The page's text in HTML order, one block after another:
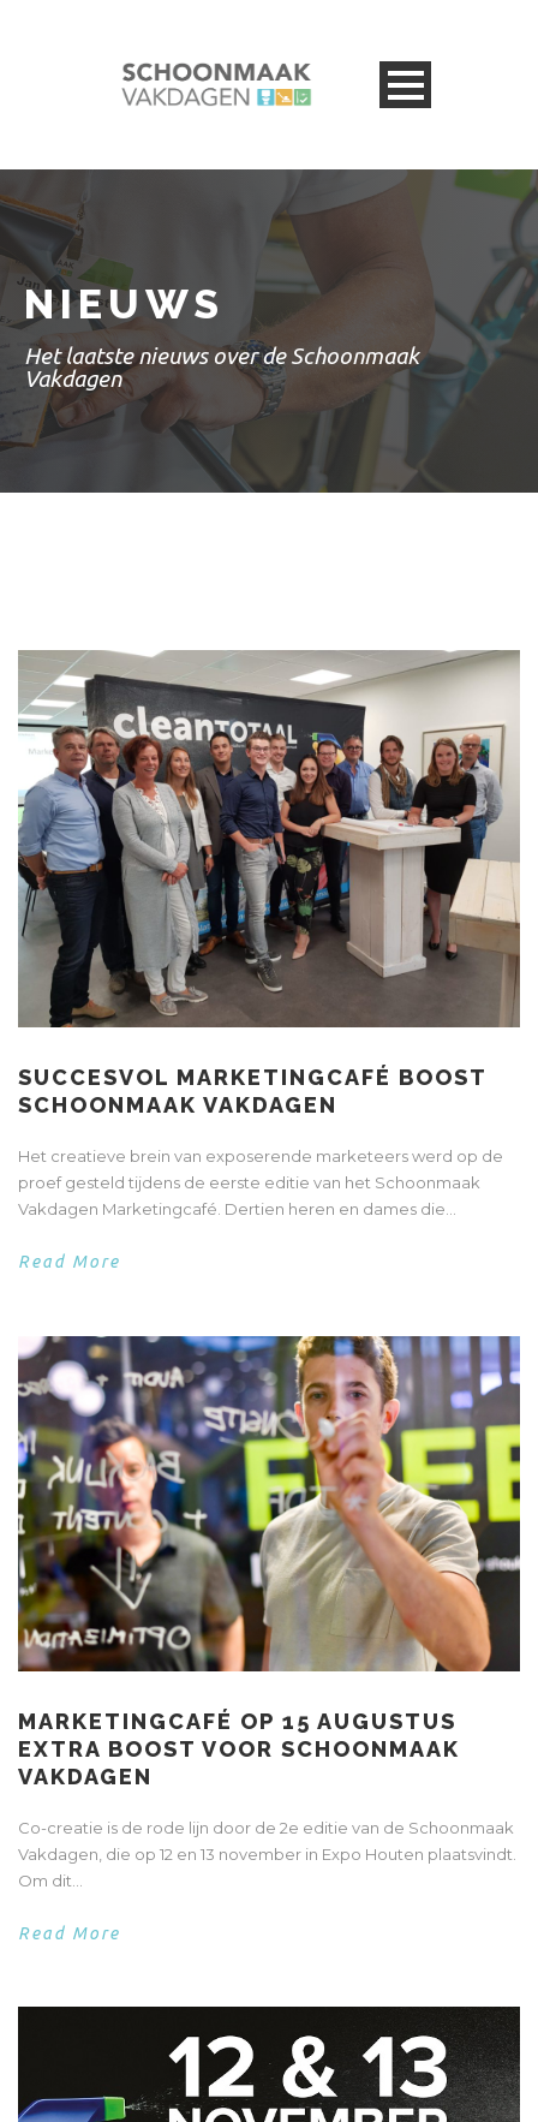
NIEUWS
Het laatste nieuws over de Schoonmaak
Vakdagen
SUCCESVOL MARKETINGCAFÉ BOOST
SCHOONMAAK VAKDAGEN
Het creatieve brein van exposerende marketeers werd op de
proef gesteld tijdens de eerste editie van het Schoonmaak
Vakdagen Marketingcafé. Dertien heren en dames die...
Read More
MARKETINGCAFÉ OP 15 AUGUSTUS
EXTRA BOOST VOOR SCHOONMAAK
VAKDAGEN
Co-creatie is de rode lijn door de 2e editie van de Schoonmaak
Vakdagen, die op 12 en 13 november in Expo Houten plaatsvindt.
Om dit...
Read More